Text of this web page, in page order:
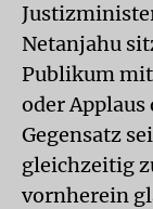
Netanjahu
Publikum
oder
Gegensatz
gleichzeitig
vornherein